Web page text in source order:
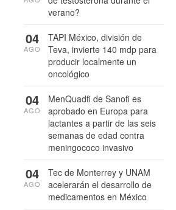
verano?
TAPI México, división de
Teva, invierte 140 mdp para
producir localmente un
oncológico
04
AGO
MenQuadfi de Sanofi es
aprobado en Europa para
lactantes a partir de las seis
semanas de edad contra
meningococo invasivo
04
AGO
Tec de Monterrey y UNAM
acelerarán el desarrollo de
medicamentos en México
04
AGO